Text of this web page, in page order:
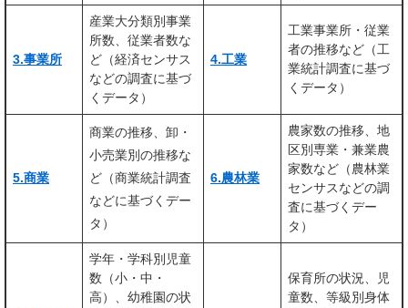
3.事業所
産業大分類別事業
所数、従業者数な
ど（経済センサス
などの調査に基づ
くデータ）
4.工業
工業事業所・従業
者の推移など（工
業統計調査に基づ
くデータ）
5.商業
商業の推移、卸・
小売業別の推移な
ど（商業統計調査
などに基づくデー
タ）
6.農林業
農家数の推移、地
区別専業・兼業農
家数など（農林業
センサスなどの調
査に基づくデー
タ）
学年・学科別児童
数（小・中・
高）、幼稚園の状
保育所の状況、児
童数、等級別身体